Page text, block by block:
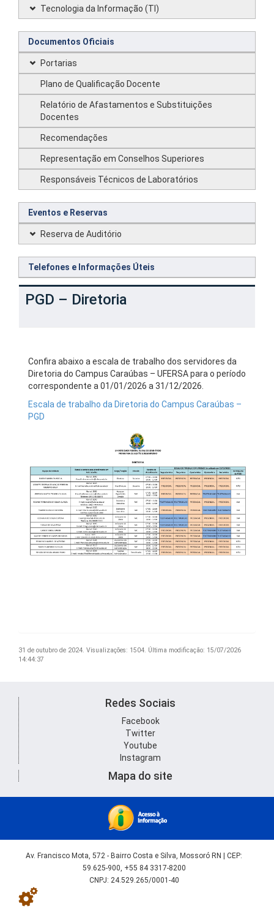
Tecnologia da Informação (TI)
Documentos Oficiais
Portarias
Plano de Qualificação Docente
Relatório de Afastamentos e Substituições
Docentes
Recomendações
Representação em Conselhos Superiores
Responsáveis Técnicos de Laboratórios
Eventos e Reservas
Reserva de Auditório
Telefones e Informações Úteis
PGD – Diretoria
Confira abaixo a escala de trabalho dos servidores da
Diretoria do Campus Caraúbas – UFERSA para o período
correspondente a 01/01/2026 a 31/12/2026.
Escala de trabalho da Diretoria do Campus Caraúbas –
PGD
31 de outubro de 2024. Visualizações: 1504. Última modificação: 15/07/2026
14:44:37
Redes Sociais
Facebook
Twitter
Youtube
Instagram
Mapa do site
Av. Francisco Mota, 572 - Bairro Costa e Silva, Mossoró RN | CEP:
59.625-900, +55 84 3317-8200
CNPJ: 24.529.265/0001-40